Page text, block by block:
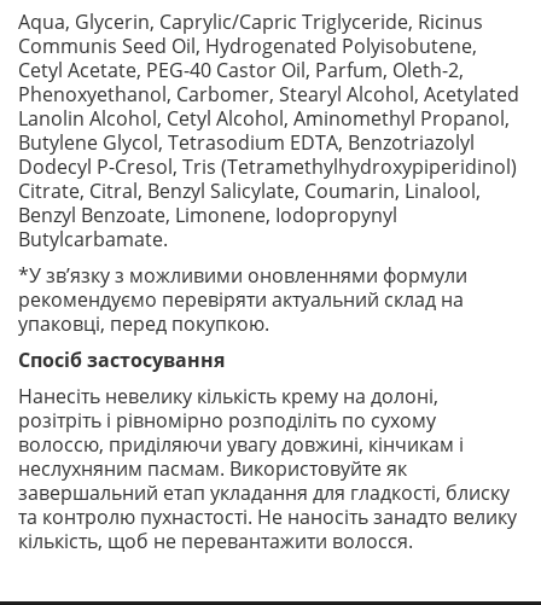
Aqua, Glycerin, Caprylic/Capric Triglyceride, Ricinus
Communis Seed Oil, Hydrogenated Polyisobutene,
Cetyl Acetate, PEG-40 Castor Oil, Parfum, Oleth-2,
Phenoxyethanol, Carbomer, Stearyl Alcohol, Acetylated
Lanolin Alcohol, Cetyl Alcohol, Aminomethyl Propanol,
Butylene Glycol, Tetrasodium EDTA, Benzotriazolyl
Dodecyl P-Cresol, Tris (Tetramethylhydroxypiperidinol)
Citrate, Citral, Benzyl Salicylate, Coumarin, Linalool,
Benzyl Benzoate, Limonene, Iodopropynyl
Butylcarbamate.
*У зв’язку з можливими оновленнями формули
рекомендуємо перевіряти актуальний склад на
упаковці, перед покупкою.
Спосіб застосування
Нанесіть невелику кількість крему на долоні,
розітріть і рівномірно розподіліть по сухому
волоссю, приділяючи увагу довжині, кінчикам і
неслухняним пасмам. Використовуйте як
завершальний етап укладання для гладкості, блиску
та контролю пухнастості. Не наносіть занадто велику
кількість, щоб не перевантажити волосся.